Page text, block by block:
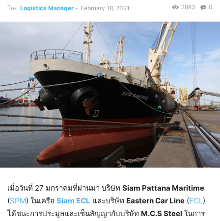
โดย Logistics Manager - February 18, 2021 0
2883
เมื่อวันที่ 27 มกราคมที่ผ่านมา บริษัท Siam Pattana Maritime
(SPM) ในเครือ Siam ECL และบริษัท Eastern Car Line (ECL)
ได้ชนะการประมูลและเซ็นสัญญากับบริษัท M.C.S Steel ในการ